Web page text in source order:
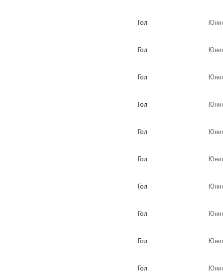
Гол
Гол
Гол
Гол
Гол
Гол
Гол
Гол
Гол
Гол